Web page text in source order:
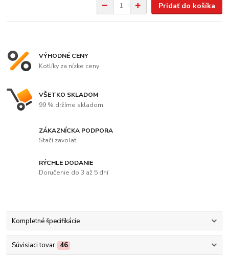
Pridať do košíka
VÝHODNÉ CENY
Kotlíky za nízke ceny
VŠETKO SKLADOM
99 % držíme skladom
ZÁKAZNÍCKA PODPORA
Stačí zavolať
RÝCHLE DODANIE
Doručenie do 3 až 5 dní
Kompletné špecifikácie
Súvisiaci tovar 46